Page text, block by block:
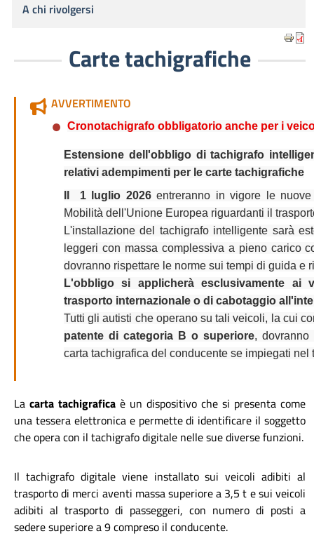
A chi rivolgersi
Carte tachigrafiche
AVVERTIMENTO
Cronotachigrafo obbligatorio anche per i
Estensione dell'obbligo di tachigrafo
relativi adempimenti per le carte tachigrafiche
Il 1 luglio 2026entreranno in vigore le
Mobilità dell'Unione Europea riguardanti il
L'installazione del tachigrafo intelligente sarà
leggeri con massa complessiva a pieno carico
dovranno rispettare le norme sui tempi di guida e
L'obbligo si applicherà esclusivamente ai
trasporto internazionale o di cabotaggio
Tutti gli autisti che operano su tali veicoli, la cui
patente di categoria B o superiore,
carta tachigrafica del conducente se impiegati nel
La carta tachigrafica è un dispositivo che si presenta come
una tessera elettronica e permette di identificare il soggetto
che opera con il tachigrafo digitale nelle sue diverse funzioni.
Il tachigrafo digitale viene installato sui veicoli adibiti al
trasporto di merci aventi massa superiore a 3,5 t e sui veicoli
adibiti al trasporto di passeggeri, con numero di posti a
sedere superiore a 9 compreso il conducente.